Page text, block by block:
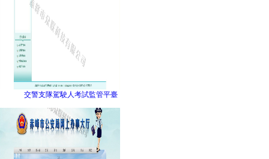
交警支隊駕駛人考試監管平臺